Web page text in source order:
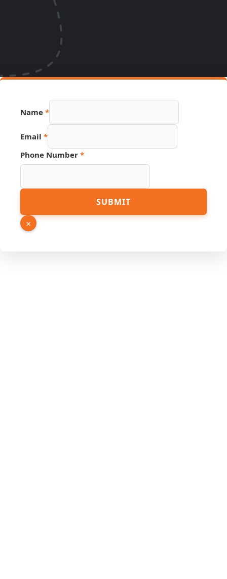
Name *
Number
Name
Email *
Phone Number *
SUBMIT
×